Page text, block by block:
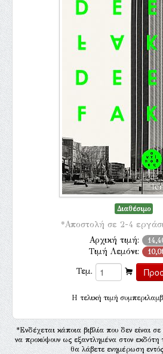
Διαθέσιμο
*Αποστολή σε 2-4
Αρχική τιμή:
Τιμή Λεμόνι:
Τεμ.
H τελική τιμή
*Ενδέχεται κάποια βιβλία που δεν είναι
να προκύψουν ως εξαντλημένα στον εκδότη
θα λάβετε ενημέρωση